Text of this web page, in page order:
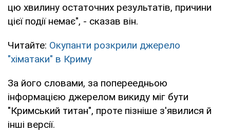
цю хвилину остаточних результатів, причини
цієї події немає", - сказав він.
Читайте: Окупанти розкрили джерело
"хіматаки" в Криму
За його словами, за попереедньою
інформацією джерелом викиду міг бути
"Кримський титан", проте пізніше з'явилися й
інші версії.